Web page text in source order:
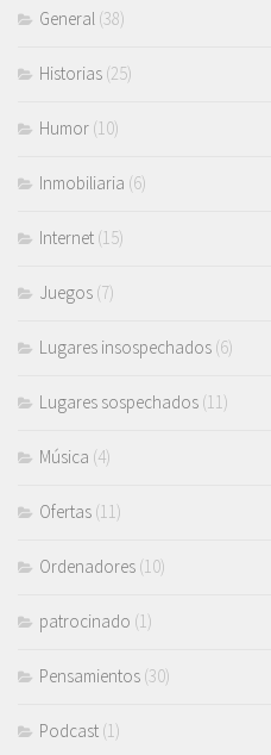
General (38)
Historias (25)
Humor (10)
Inmobiliaria (6)
Internet (15)
Juegos (7)
Lugares insospechados (6)
Lugares sospechados (11)
Música (4)
Ofertas (11)
Ordenadores (10)
patrocinado (1)
Pensamientos (30)
Podcast (1)